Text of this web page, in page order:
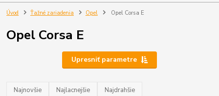
Úvod Ťažné zariadenia Opel Opel Corsa E
Opel Corsa E
Upresniť parametre
Najnovšie Najlacnejšie Najdrahšie